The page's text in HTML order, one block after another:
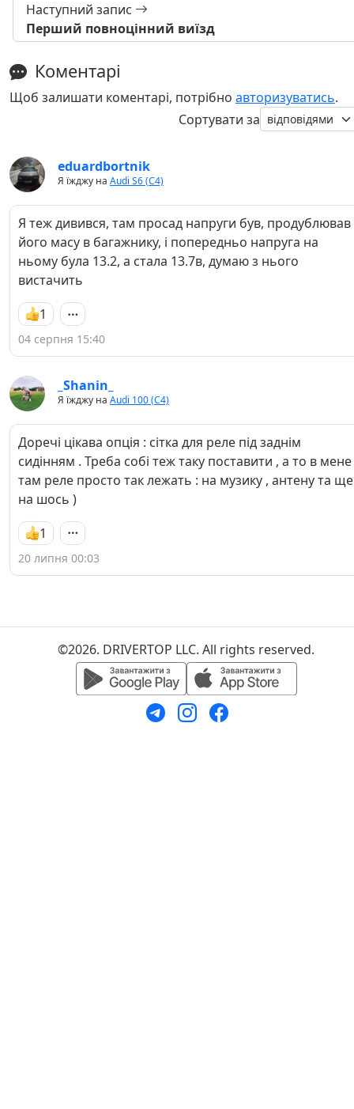
Наступний запис
Перший повноцінний виїзд
Коментарі
Щоб залишати коментарі, потрібно авторизуватись.
Сортувати за
eduardbortnik
Я їжджу на Audi S6 (C4)
Я теж дивився, там просад напруги був, продублював
його масу в багажнику, і попередньо напруга на
ньому була 13.2, а стала 13.7в, думаю з нього
вистачить
1
04 серпня 15:40
_Shanin_
Я їжджу на Audi 100 (C4)
Доречі цікава опція : сітка для реле під заднім
сидінням . Треба собі теж таку поставити , а то в мене
там реле просто так лежать : на музику , антену та ще
на шось )
1
20 липня 00:03
©2026. DRIVERTOP LLC. All rights reserved.